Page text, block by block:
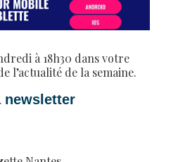
à 18h30 dans votre
l’actualité de la semaine.
newsletter